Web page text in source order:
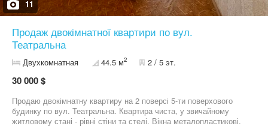
11
Продаж двокімнатної квартири по вул.
Театральна
Двухкомнатная 44.5 м2 2 / 5 эт.
30 000 $
Продаю двокімнатну квартиру на 2 поверсі 5-ти поверхового
будинку по вул. Театральна. Квартира чиста, у звичайному
житловому стані - рівні стіни та стелі. Вікна металопластикові.